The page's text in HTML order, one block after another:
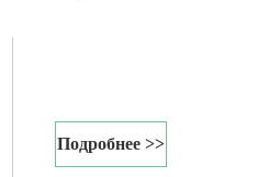
Подробнее >>